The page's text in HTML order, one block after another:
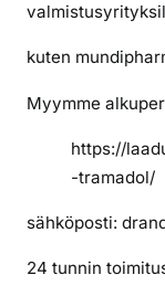
kuten
Myymme
https://
-tramadol/
sähköposti:
24 tunnin